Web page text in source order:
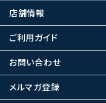
店舗情報
ご利用ガイド
お問い合わせ
メルマガ登録